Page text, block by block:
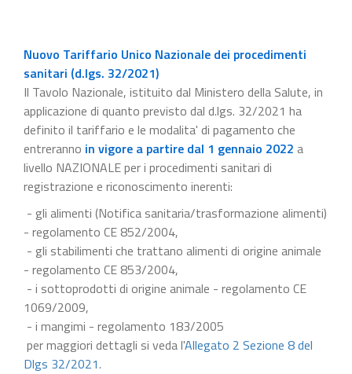
Nuovo Tariffario Unico Nazionale dei procedimenti
sanitari (d.lgs. 32/2021)
Il Tavolo Nazionale, istituito dal Ministero della Salute, in
applicazione di quanto previsto dal d.lgs. 32/2021 ha
definito il tariffario e le modalita' di pagamento che
entreranno in vigore a partire dal 1 gennaio 2022 a
livello NAZIONALE per i procedimenti sanitari di
registrazione e riconoscimento inerenti:
- gli alimenti (Notifica sanitaria/trasformazione alimenti)
- regolamento CE 852/2004,
- gli stabilimenti che trattano alimenti di origine animale
- regolamento CE 853/2004,
- i sottoprodotti di origine animale - regolamento CE
1069/2009,
- i mangimi - regolamento 183/2005
per maggiori dettagli si veda l'Allegato 2 Sezione 8 del
Dlgs 32/2021.